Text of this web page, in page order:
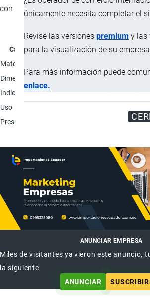
únicamente necesita completar el
Revise las versiones premium y las
para la visualización de su
Para más información puede
enlace.
con asa rígida formando una bolsa.
Característica
Materia constitutiva
Dimensiones
49 x 9 x 38 cm
Indicaciones
Uso
Presentación
Bolsa impresa (10kg).
ANUNCIAR EMPRESA
Miles de visitantes ya vieron este anuncio,
la siguiente
ANUNCIAR